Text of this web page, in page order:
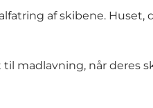
af skibene. Huset,
madlavning, når deres